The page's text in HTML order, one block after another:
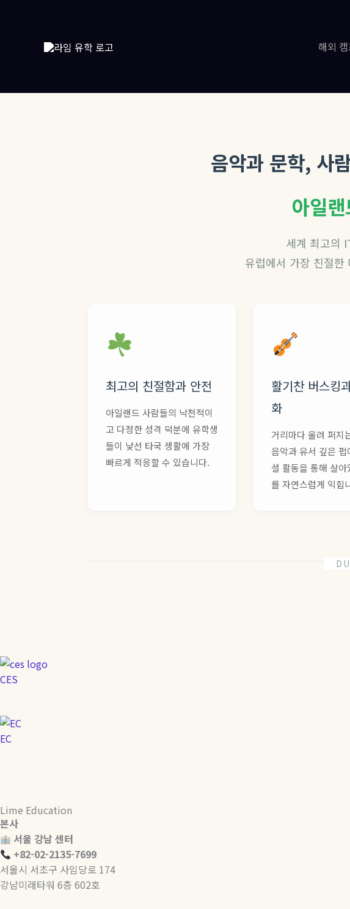
해외
음악과 문학, 사
아일
세계 최고의
유럽에서 가장 친절한
최고의 친절함과 안전
아일랜드 사람들의 낙천적이
고 다정한 성격 덕분에 유학생
들이 낯선 타국 생활에 가장
빠르게 적응할 수 있습니다.
활기찬 버스킹
화
거리마다 울려 퍼지
음악과 유서 깊은 펍
셜 활동을 통해 살아
를 자연스럽게 익힙
CES
EC
Lime Education
본사
서울 강남 센터
+82-02-2135-7699
서울시 서초구 사임당로 174
강남미래타워 6층 602호